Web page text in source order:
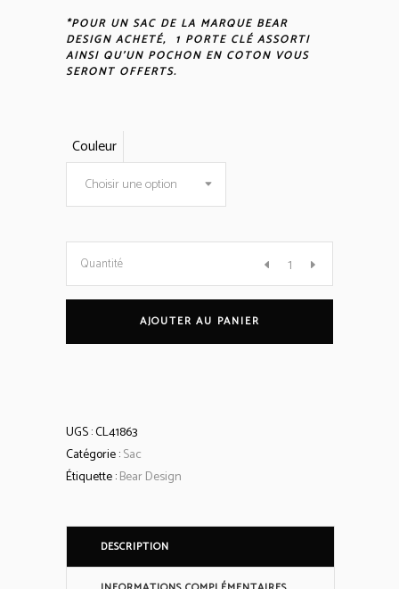
*POUR UN SAC DE LA MARQUE BEAR
DESIGN ACHETÉ, 1 PORTE CLÉ ASSORTI
AINSI QU’UN POCHON EN COTON VOUS
SERONT OFFERTS.
Couleur
Choisir une option
Sac
'Fleur'
quantity
Quantité
AJOUTER AU PANIER
UGS :CL41863
Catégorie :Sac
Étiquette :Bear Design
DESCRIPTION